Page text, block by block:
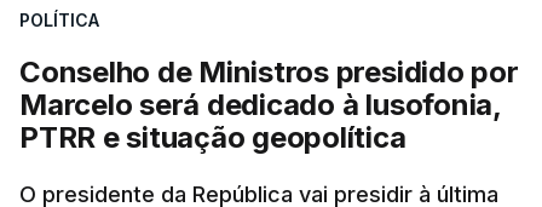
Da sua experiência no terreno, é destacada a
Forças Nacionais Destacadas, como
comandante do 2.º Batalhão Mecanizado, da
Reserva Tática do Comandante da Força da
NATO no Kosovo, e, mais recentemente, na
POLÍTICA
Conselho de Ministros presidido por
Marcelo será dedicado à lusofonia,
PTRR e situação geopolítica
O presidente da República vai presidir à última